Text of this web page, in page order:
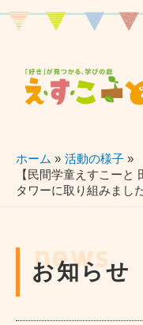
お知らせ
news
ホーム
活動の様子
【民間学童えすこーと
タワーに取り組みまし
news
お知らせ